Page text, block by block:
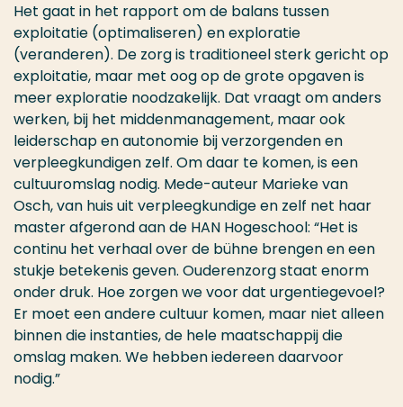
Het gaat in het rapport om de balans tussen
exploitatie (optimaliseren) en exploratie
(veranderen). De zorg is traditioneel sterk gericht op
exploitatie, maar met oog op de grote opgaven is
meer exploratie noodzakelijk. Dat vraagt om anders
werken, bij het middenmanagement, maar ook
leiderschap en autonomie bij verzorgenden en
verpleegkundigen zelf. Om daar te komen, is een
cultuuromslag nodig. Mede-auteur Marieke van
Osch, van huis uit verpleegkundige en zelf net haar
master afgerond aan de HAN Hogeschool: “Het is
continu het verhaal over de bühne brengen en een
stukje betekenis geven. Ouderenzorg staat enorm
onder druk. Hoe zorgen we voor dat urgentiegevoel?
Er moet een andere cultuur komen, maar niet alleen
binnen die instanties, de hele maatschappij die
omslag maken. We hebben iedereen daarvoor
nodig.”